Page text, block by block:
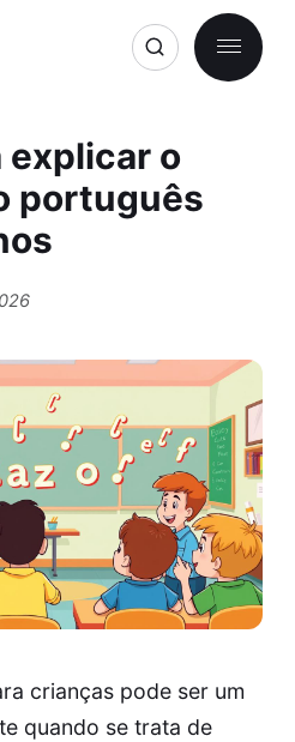
explicar o
português
crianças pode ser um
quando se trata de